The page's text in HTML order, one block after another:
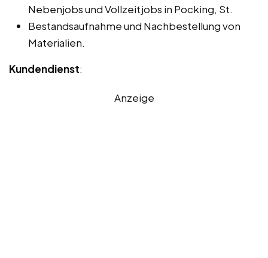
Nebenjobs und Vollzeitjobs in Pocking, St.
Bestandsaufnahme und Nachbestellung von
Materialien.
Kundendienst:
Anzeige